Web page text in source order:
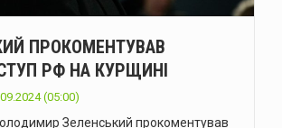
ПРОКОМЕНТУВАВ
РФ НА КУРЩИНІ
(05:00)
Зеленський прокоментував